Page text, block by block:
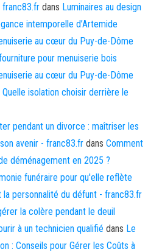
franc83.fr dans Luminaires au design
intemporelle d’Artemide
au cœur du Puy-de-Dôme
pour menuiserie bois
au cœur du Puy-de-Dôme
isolation choisir derrière le
pendant un divorce : maîtriser les
avenir - franc83.fr dans Comment
déménagement en 2025 ?
funéraire pour qu'elle reflète
personnalité du défunt - franc83.fr
la colère pendant le deuil
à un technicien qualifié dans Le
: Conseils pour Gérer les Coûts à